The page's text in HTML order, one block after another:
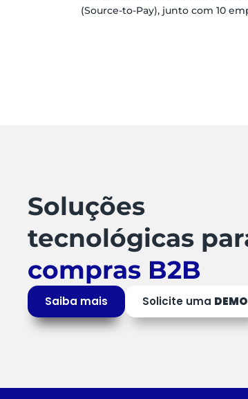
(Source-to-Pay), junto com 10
Soluções
tecnológicas
compras B2B
Saiba mais Solicite uma DEMO